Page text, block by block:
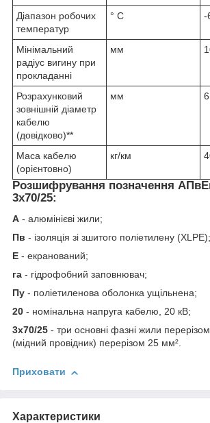
Діапазон робочих
температур
° С -
Мінімальний
радіус вигину при
прокладанні
мм
Розрахунковий
зовнішній діаметр
кабелю
(довідково)**
мм
Маса кабелю
(орієнтовно)
кг/км
Розшифрування позначення
3х70/25:
А - алюмінієві жили;
Пв - ізоляція зі зшитого поліетилену (XLPE);
Е - екранований;
га - гідрофобний заповнювач;
Пу - поліетиленова оболонка ущільнена;
20 - номінальна напруга кабелю, 20 кВ;
3х70/25 - три основні фазні жили
(мідний провідник) перерізом 25 мм².
Приховати
Характеристики